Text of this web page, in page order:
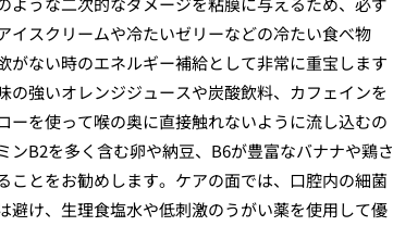
イスクリームや冷たいゼリーなどの冷たい食べ物
ない時のエネルギー補給として非常に重宝します
強いオレンジジュースや炭酸飲料、カフェインを
を使って喉の奥に直接触れないように流し込むの
B2を多く含む卵や納豆、B6が豊富なバナナや鶏さ
とをお勧めします。ケアの面では、口腔内の細菌
け、生理食塩水や低刺激のうがい薬を使用して優